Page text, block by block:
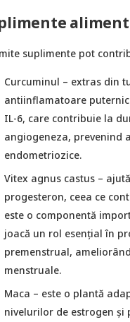
suplimente pot
Curcuminul – extras din
antiinflamatoare
IL-6, care contribuie la
angiogeneza, prevenind
endometriozice.
Vitex agnus castus–
progesteron, ceea ce
este o componentă
joacă un rol esențial în
premenstrual,
menstruale.
Maca – este o plantă
nivelurilor de estrogen